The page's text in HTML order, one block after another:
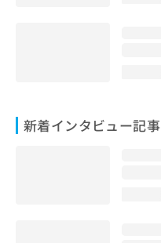
新着インタビュー記事